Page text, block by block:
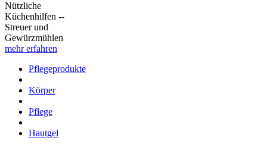
Nützliche
Küchenhilfen --
Streuer und
Gewürzmühlen
mehr erfahren
Pflegeprodukte
Körper
Pflege
Hautgel